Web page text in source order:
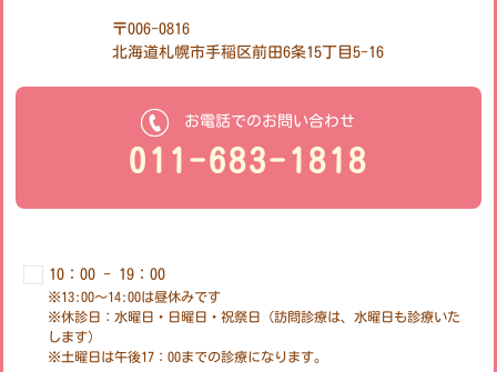
〒006-0816
北海道札幌市手稲区前田6条15丁目5-16
お電話でのお問い合わせ
011-683-1818
10：00 - 19：00
※13:00～14:00は昼休みです
※休診日：水曜日・日曜日・祝祭日（訪問診療は、水曜日も診療いた
します）
※土曜日は午後17：00までの診療になります。